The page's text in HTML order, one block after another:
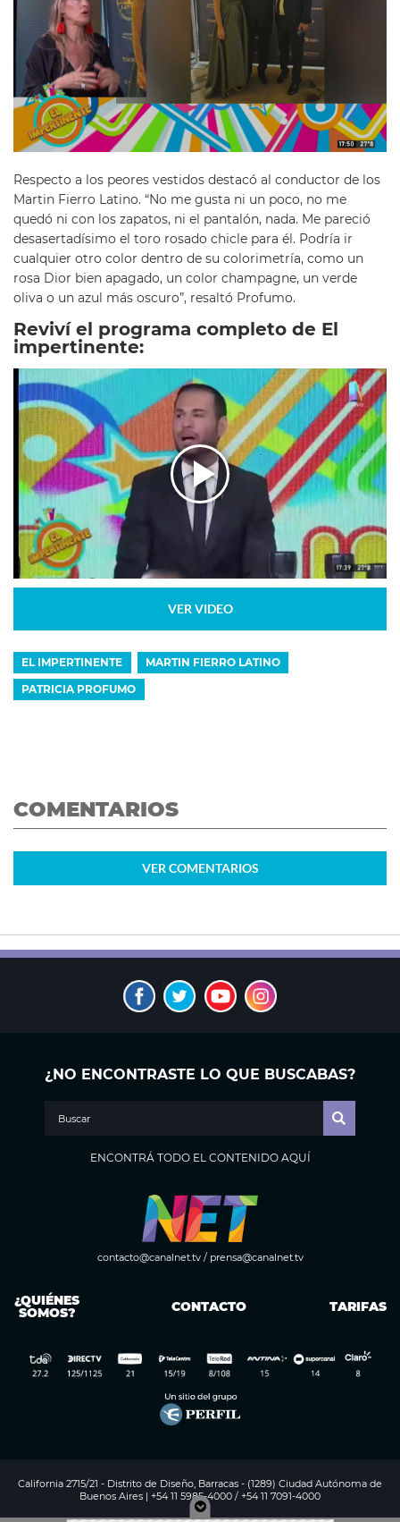
Respecto a los peores vestidos destacó al conductor de los
Martin Fierro Latino. “No me gusta ni un poco, no me
quedó ni con los zapatos, ni el pantalón, nada. Me pareció
desasertadísimo el toro rosado chicle para él. Podría ir
cualquier otro color dentro de su colorimetría, como un
rosa Dior bien apagado, un color champagne, un verde
oliva o un azul más oscuro”, resaltó Profumo.
Reviví el programa completo de El
impertinente:
VER VIDEO
EL IMPERTINENTE MARTIN FIERRO LATINO
PATRICIA PROFUMO
COMENTARIOS
VERCOMENTARIOS
¿NO ENCONTRASTE LO QUE BUSCABAS?
ENCONTRÁ TODO EL CONTENIDO AQUÍ
contacto@canalnet.tv/ prensa@canalnet.tv
¿QUIÉNES
SOMOS? CONTACTO TARIFAS
California 2715/21 - Distrito de Diseño, Barracas - (1289) Ciudad Autónoma de
Buenos Aires | +54 11 5985-4000 / +54 11 7091-4000